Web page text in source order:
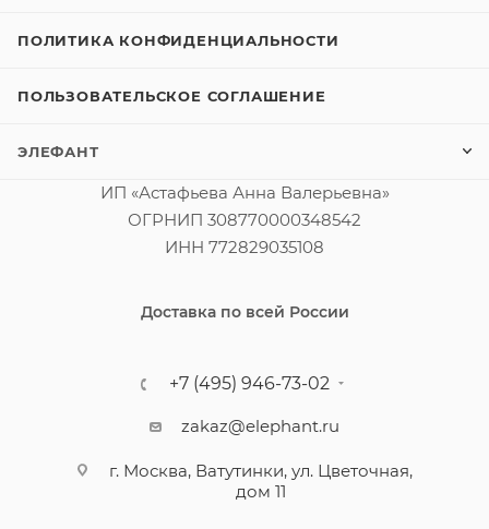
ПОЛИТИКА КОНФИДЕНЦИАЛЬНОСТИ
ПОЛЬЗОВАТЕЛЬСКОЕ СОГЛАШЕНИЕ
ЭЛЕФАНТ
ИП «Астафьева Анна Валерьевна»
ОГРНИП 308770000348542
ИНН 772829035108
Доставка по всей России
+7 (495) 946-73-02
zakaz@elephant.ru
г. Москва, Ватутинки, ул. Цветочная,
дом 11